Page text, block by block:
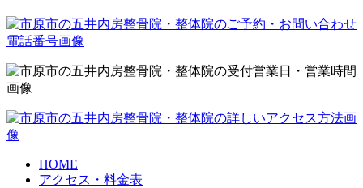
HOME
アクセス・料金表